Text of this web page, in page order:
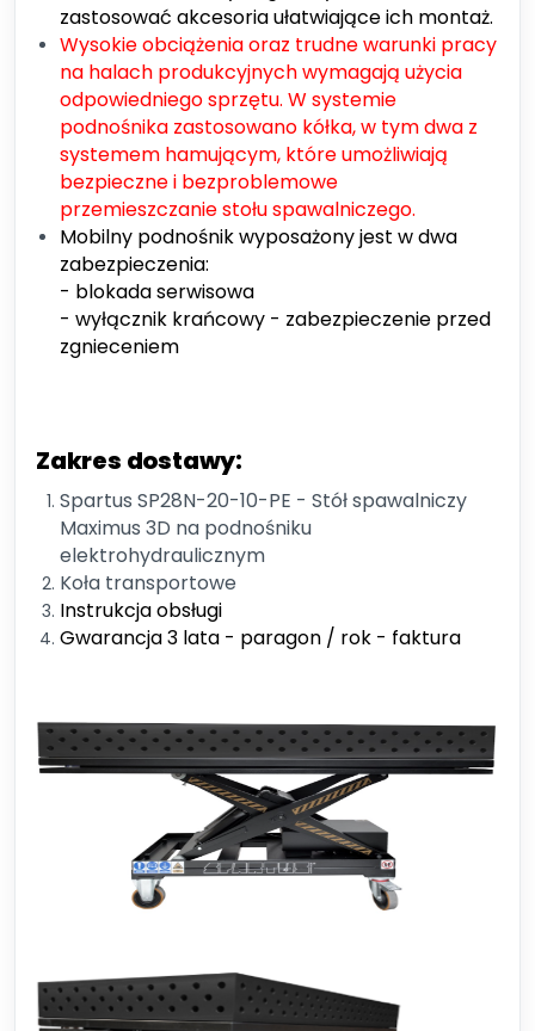
zastosować akcesoria ułatwiające ich montaż.
Wysokie obciążenia oraz trudne warunki pracy
na halach produkcyjnych wymagają użycia
odpowiedniego sprzętu. W systemie
podnośnika zastosowano kółka, w tym dwa z
systemem hamującym, które umożliwiają
bezpieczne i bezproblemowe
przemieszczanie stołu spawalniczego.
Mobilny podnośnik wyposażony jest w dwa
zabezpieczenia:
- blokada serwisowa
- wyłącznik krańcowy - zabezpieczenie przed
zgnieceniem
Zakres dostawy:
Spartus SP28N-20-10-PE - Stół spawalniczy
Maximus 3D na podnośniku
elektrohydraulicznym
Koła transportowe
Instrukcja obsługi
Gwarancja 3 lata - paragon / rok - faktura